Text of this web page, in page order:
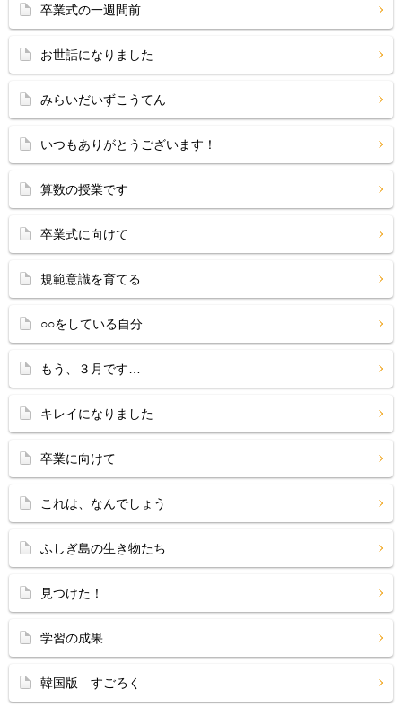
卒業式の一週間前
お世話になりました
みらいだいずこうてん
いつもありがとうございます！
算数の授業です
卒業式に向けて
規範意識を育てる
○○をしている自分
もう、３月です…
キレイになりました
卒業に向けて
これは、なんでしょう
ふしぎ島の生き物たち
見つけた！
学習の成果
韓国版 すごろく